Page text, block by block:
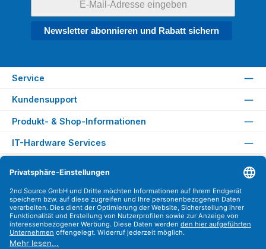
Newsletter abonnieren und Rabatt sichern
Service
Kundensupport
Produkt- & Shop-Informationen
IT-Hardware Services
Versandarten
Zahlungsarten
Sicher Einkaufen